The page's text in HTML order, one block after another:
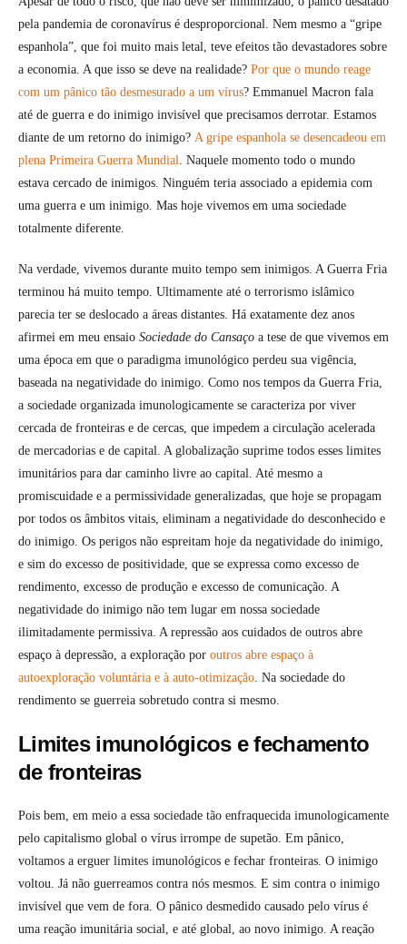
PRESIDENTIAL BLUE H
pela pandemia de coronavírus é desproporcional. Nem mesmo a “gripe
espanhola”, que foi muito mais letal, teve efeitos tão devastadores sobre
a economia. A que isso se deve na realidade? Por que o mundo reage
com um pânico tão desmesurado a um vírus? Emmanuel Macron fala
até de guerra e do inimigo invisível que precisamos derrotar. Estamos
diante de um retorno do inimigo? A gripe espanhola se desencadeou em
plena Primeira Guerra Mundial. Naquele momento todo o mundo
estava cercado de inimigos. Ninguém teria associado a epidemia com
uma guerra e um inimigo. Mas hoje vivemos em uma sociedade
totalmente diferente.
Na verdade, vivemos durante muito tempo sem inimigos. A Guerra Fria
terminou há muito tempo. Ultimamente até o terrorismo islâmico
parecia ter se deslocado a áreas distantes. Há exatamente dez anos
afirmei em meu ensaio Sociedade do Cansaço a tese de que vivemos em
uma época em que o paradigma imunológico perdeu sua vigência,
baseada na negatividade do inimigo. Como nos tempos da Guerra Fria,
a sociedade organizada imunologicamente se caracteriza por viver
cercada de fronteiras e de cercas, que impedem a circulação acelerada
de mercadorias e de capital. A globalização suprime todos esses limites
imunitários para dar caminho livre ao capital. Até mesmo a
promiscuidade e a permissividade generalizadas, que hoje se propagam
por todos os âmbitos vitais, eliminam a negatividade do desconhecido e
do inimigo. Os perigos não espreitam hoje da negatividade do inimigo,
e sim do excesso de positividade, que se expressa como excesso de
rendimento, excesso de produção e excesso de comunicação. A
negatividade do inimigo não tem lugar em nossa sociedade
ilimitadamente permissiva. A repressão aos cuidados de outros abre
espaço à depressão, a exploração por outros abre espaço à
autoexploração voluntária e à auto-otimização. Na sociedade do
rendimento se guerreia sobretudo contra si mesmo.
Limites imunológicos e fechamento
de fronteiras
Pois bem, em meio a essa sociedade tão enfraquecida imunologicamente
pelo capitalismo global o vírus irrompe de supetão. Em pânico,
voltamos a erguer limites imunológicos e fechar fronteiras. O inimigo
voltou. Já não guerreamos contra nós mesmos. E sim contra o inimigo
invisível que vem de fora. O pânico desmedido causado pelo vírus é
uma reação imunitária social, e até global, ao novo inimigo. A reação